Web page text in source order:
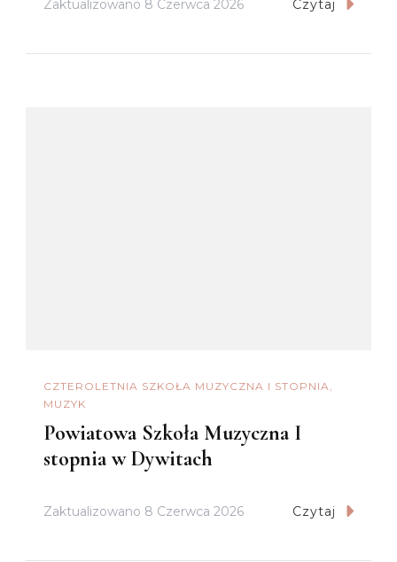
Zaktualizowano 8 Czerwca 2026 Czytaj
CZTEROLETNIA SZKOŁA MUZYCZNA I STOPNIA
MUZYK
Powiatowa Szkoła Muzyczna I
stopnia w Dywitach
Zaktualizowano 8 Czerwca 2026 Czytaj